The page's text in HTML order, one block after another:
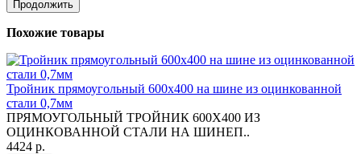
Продолжить
Похожие товары
Тройник прямоугольный 600х400 на шине из оцинкованной
стали 0,7мм
ПРЯМОУГОЛЬНЫЙ ТРОЙНИК 600Х400 ИЗ
ОЦИНКОВАННОЙ СТАЛИ НА ШИНЕП..
4424 р.